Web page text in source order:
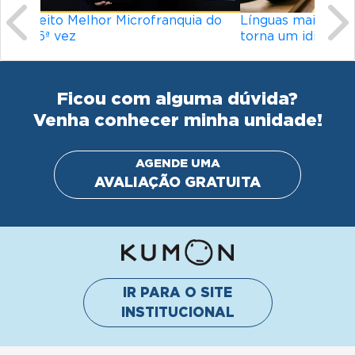
Línguas mais difíceis do mundo: o que
torna um idioma desafiador?
Ficou com alguma dúvida?
Venha conhecer minha unidade!
AGENDE UMA
AVALIAÇÃO GRATUITA
IR PARA O SITE
INSTITUCIONAL